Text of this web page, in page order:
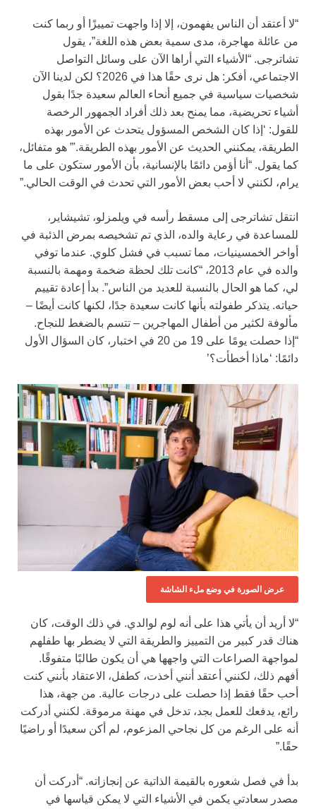
“لا أعتقد أن الناس يفهمون، إلا إذا واجهت تمييزًا أو ربما كنت
من عائلة مهاجرة، مدى سمية بعض هذه اللغة”، يقول
تشاترجى. “الأشياء التي أراها الآن على وسائل التواصل
الاجتماعي، أفكر: هل نرى حقًا هذا في 2026؟ لكن لدينا الآن
شخصيات سياسية في جميع أنحاء العالم سعيدة جدًا بقول
أشياء تحريضية، مما يمنح بعد ذلك أفراد الجمهور الرخصة
للقول: ‘إذا كان الشخص المسؤول يتحدث عن الأمور بهذه
الطريقة، يمكنني الحديث عن الأمور بهذه الطريقة.'” هو متفائل،
كما يقول. “أنا أؤمن دائمًا بالإنسانية، بأن الأمور ستكون على ما
يرام، لكنني لا أحب بعض الأمور التي تحدث في الوقت الحالي.”
انتقل تشاترجى إلى مسقط رأسه في ويلمزلو، تشيشاير،
للمساعدة في رعاية والده، الذي تم تشخيصه بمرض الذئبة في
أواخر الخمسينيات، مما تسبب في فشل كلوي. عندما توفي
والده في عام 2013، “كانت تلك لحظة ضخمة ومهمة بالنسبة
لي، كما هو الحال بالنسبة للعديد من الناس”. بدأ إعادة تقييم
حياته. يتذكر طفولته بأنها كانت سعيدة جدًا، لكنها كانت أيضًا –
مألوفة لكثير من أطفال المهاجرين – تتسم بالضغط للنجاح.
“إذا حصلت يومًا على 19 من 20 في اختبار، كان السؤال الأول
دائمًا: ‘ماذا أخطأت؟’
عرض الصورة في وضع ملء الشاشة
“لا أريد أن يأتي هذا على أنه لوم لوالدي. في ذلك الوقت، كان
هناك قدر كبير من التمييز والطريقة التي لا يضطر بها طفلهم
لمواجهة الصراعات التي واجهها هي أن يكون طالبًا متفوقًا.
أفهم ذلك، لكنني أعتقد أنني أخذت، كطفل، الاعتقاد بأنني كنت
أحب حقًا فقط إذا حصلت على درجات عالية. من جهة، هذا
رائع، يدفعك للعمل بجد، تدخل في مهنة مرموقة. لكنني أدركت
أنه على الرغم من كل نجاحي المزعوم، لم أكن سعيدًا أو راضيًا
حقًا.”
بدأ في فصل شعوره بالقيمة الذاتية عن إنجازاته. “أدركت أن
مصدر سعادتي يكمن في الأشياء التي لا يمكن قياسها في